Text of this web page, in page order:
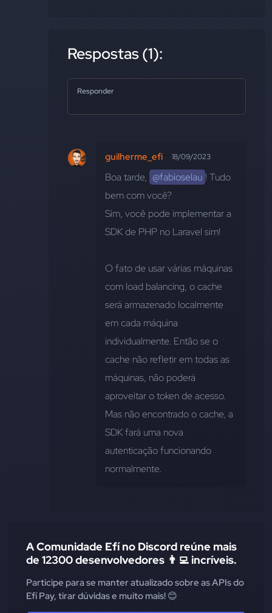
Respostas (1):
Responder
guilherme_efi 18/09/2023
Boa tarde, @fabioselau ! Tudo
bem com você?
Sim, você pode implementar a
SDK de PHP no Laravel sim!
O fato de usar várias máquinas
com load balancing, o cache
será armazenado localmente
em cada máquina
individualmente. Então se o
cache não refletir em todas as
máquinas, não poderá
aproveitar o token de acesso.
Mas não encontrado o cache, a
SDK fará uma nova
autenticação funcionando
normalmente.
A Comunidade Efí no Discord reúne mais
de 12300 desenvolvedores 👨‍💻 incríveis.
Participe para se manter atualizado sobre as APIs do
Efí Pay, tirar dúvidas e muito mais! 😊